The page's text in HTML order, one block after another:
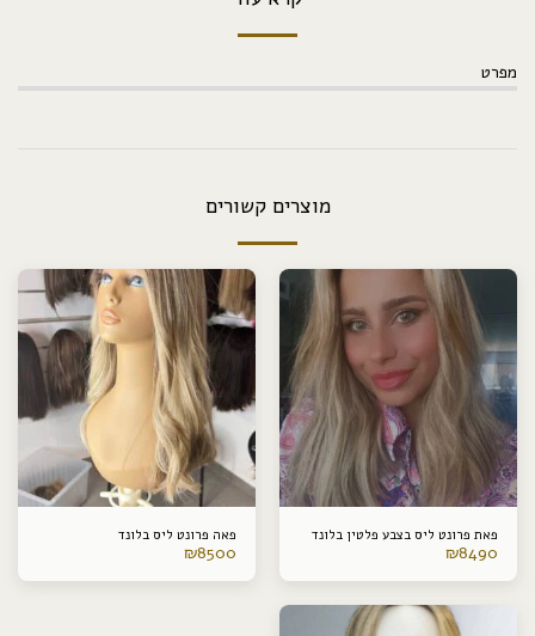
מפרט
מוצרים קשורים
פאת פרונט ליס בצבע פלטין בלונד
₪8490
פאה פרונט ליס בלונד
₪8500